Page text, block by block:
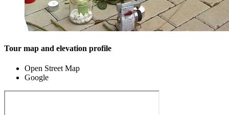
Tour map and elevation profile
Open Street Map
Google